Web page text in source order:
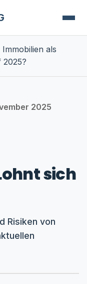
Immobilien als
2025?
2025
sich
Risiken von